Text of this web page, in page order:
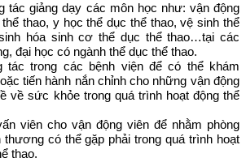
tác giảng dạy các môn học như: vận động
thao, y học thể dục thể thao, vệ sinh thể
hóa sinh cơ thể dục thể thao…tại các
đại học có ngành thể dục thể thao.
tác trong các bệnh viện để có thể khám
tiến hành nắn chỉnh cho những vận động
về sức khỏe trong quá trình hoạt động thể
viên cho vận động viên để nhằm phòng
thương có thể gặp phải trong quá trình hoạt
thao.